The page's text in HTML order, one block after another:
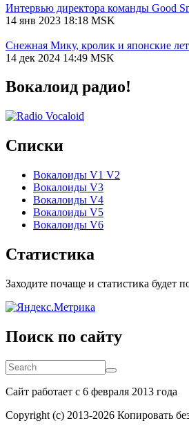
Интервью директора команды Good
14 янв 2023 18:18 MSK
Снежная Мику, кролик и японские
14 дек 2024 14:49 MSK
Вокалоид радио!
Списки
Вокалоиды V1 V2
Вокалоиды V3
Вокалоиды V4
Вокалоиды V5
Вокалоиды V6
Статистика
Заходите почаще и статистика будет
Поиск по сайту
Search
Search
Сайт работает с 6 февраля 2013 года
Copyright (c) 2013-2026 Копировать